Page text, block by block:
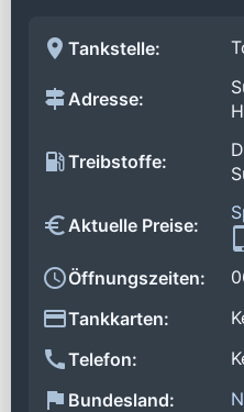
Tankstelle:
Adresse:
Treibstoffe:
Aktuelle Preise:
Öffnungszeiten:
Tankkarten:
Telefon:
Bundesland: